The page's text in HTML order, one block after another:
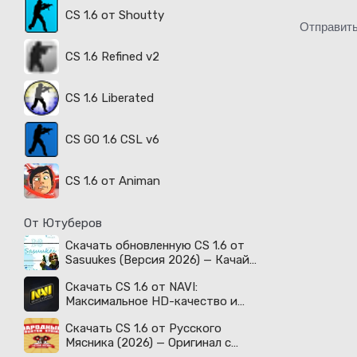
CS 1.6 от Shoutty
CS 1.6 Refined v2
CS 1.6 Liberated
CS GO 1.6 CSL v6
CS 1.6 от Animan
От Ютуберов
Скачать обновленную CS 1.6 от
Sasuukes (Версия 2026) — Качай
Скачать CS 1.6 от NAVI:
Максимальное HD-качество и
Скачать CS 1.6 от Русского
Мясника (2026) — Оригинал с